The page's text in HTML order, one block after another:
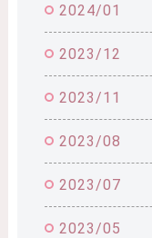
2024/01
2023/12
2023/11
2023/08
2023/07
2023/05